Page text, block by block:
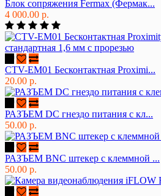
Блок сопряжения Fermax (Фермак...
4 000.00 р.
CTV-EM01 Бесконтактная Proximi...
20.00 р.
РАЗЪЕМ DC гнездо питания с кл...
50.00 р.
РАЗЪЕМ BNC штекер с клеммной ...
50.00 р.